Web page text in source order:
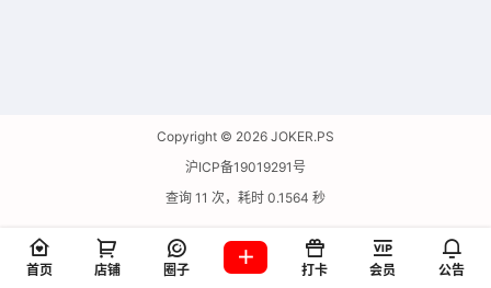
Copyright © 2026 JOKER.PS
沪ICP备19019291号
查询 11 次，耗时 0.1564 秒
首页 店铺 圈子 打卡 会员 公告